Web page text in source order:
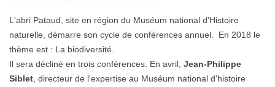
L'abri Pataud, site en région du Muséum national d'Histoire
naturelle, démarre son cycle de conférences annuel. En 2018 le
thème est : La biodiversité.
Il sera décliné en trois conférences. En avril, Jean-Philippe
Siblet , directeur de l'expertise au Muséum national d'histoire